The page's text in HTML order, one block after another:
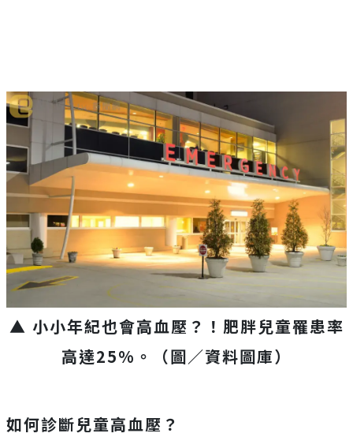
▲ 小小年紀也會高血壓？！肥胖兒童罹患率
高達25%。（圖／資料圖庫）
如何診斷兒童高血壓？